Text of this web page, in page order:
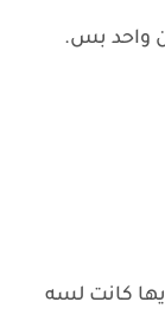
واحد بس.
كانت لسه